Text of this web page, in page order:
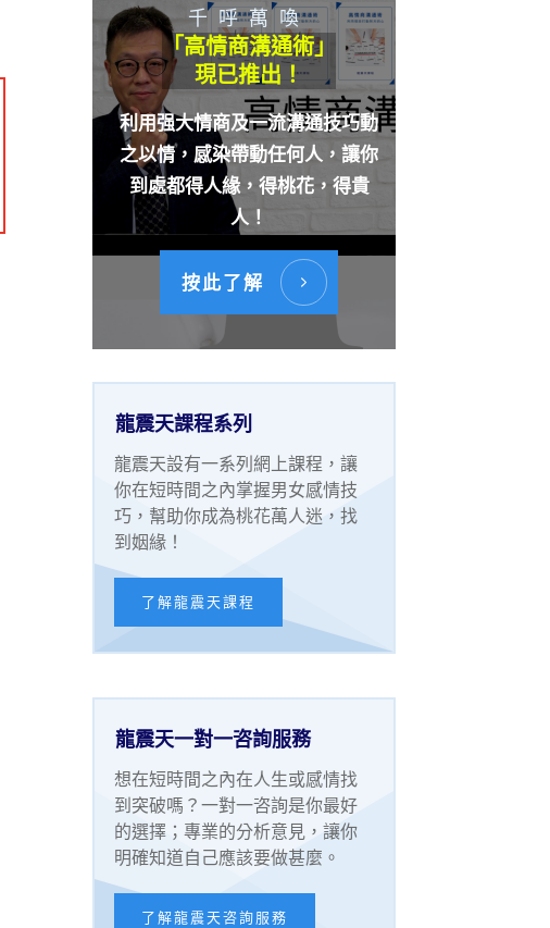
千呼萬喚
「高情商溝通術」
現已推出！
利用强大情商及一流溝通技巧動
之以情，感染帶動任何人，讓你
到處都得人緣，得桃花，得貴
人！
按此了解
龍震天課程系列
龍震天設有一系列網上課程，讓
你在短時間之內掌握男女感情技
巧，幫助你成為桃花萬人迷，找
到姻緣！
了解龍震天課程
龍震天一對一咨詢服務
想在短時間之內在人生或感情找
到突破嗎？一對一咨詢是你最好
的選擇；專業的分析意見，讓你
明確知道自己應該要做甚麼。
了解龍震天咨詢服務